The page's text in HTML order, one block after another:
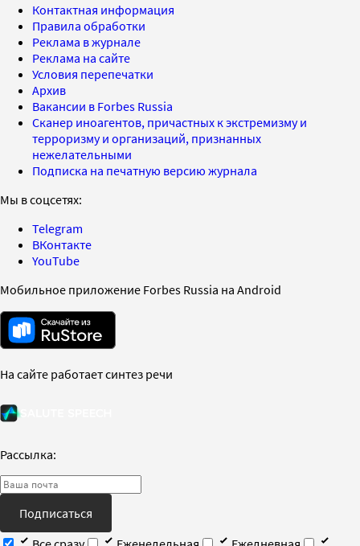
Контактная информация
Правила обработки
Реклама в журнале
Реклама на сайте
Условия перепечатки
Архив
Вакансии в Forbes Russia
Сканер иноагентов, причастных к экстремизму и
терроризму и организаций, признанных
нежелательными
Подписка на печатную версию журнала
Мы в соцсетях:
Telegram
ВКонтакте
YouTube
Мобильное приложение Forbes Russia на Android
На сайте работает синтез речи
Рассылка:
Подписаться